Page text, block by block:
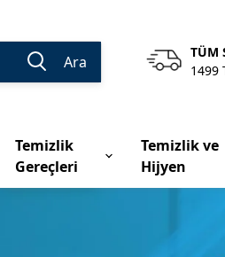
Ara
TÜM
1499
Temizlik
Gereçleri
Temizlik ve
Hijyen